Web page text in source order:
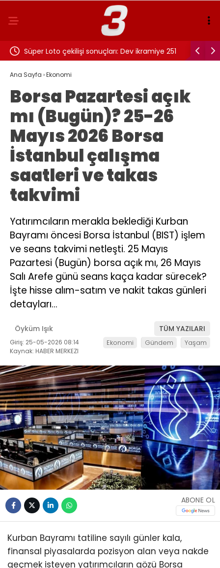
Süper Loto çekilişi sonuçları: Dev ikramiye 251
milyon TL’yi aştı
Anlık
Ana Sayfa ›Ekonomi
Borsa Pazartesi açık
mı (Bugün)? 25-26
Mayıs 2026 Borsa
İstanbul çalışma
saatleri ve takas
takvimi
Yatırımcıların merakla beklediği Kurban
Bayramı öncesi Borsa İstanbul (BIST) işlem
ve seans takvimi netleşti. 25 Mayıs
Pazartesi (Bugün) borsa açık mı, 26 Mayıs
Salı Arefe günü seans kaça kadar sürecek?
İşte hisse alım-satım ve nakit takas günleri
detayları…
Öyküm Işık TÜM YAZILARI
Giriş: 25-05-2026 08:14
Kaynak: HABER MERKEZI
Ekonomi Gündem Yaşam
ABONE OL
Kurban Bayramı tatiline sayılı günler kala,
finansal piyasalarda pozisyon alan veya nakde
geçmek isteyen yatırımcıların gözü Borsa